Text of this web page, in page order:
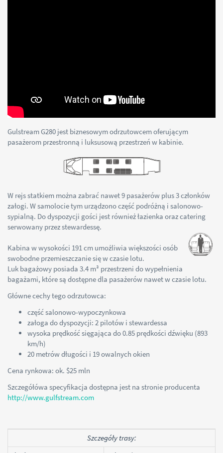
Gulstream G280 jest biznesowym odrzutowcem oferującym
pasażerom przestronną i luksusową przestrzeń w kabinie.
W rejs statkiem można zabrać nawet 9 pasażerów plus 3 członków
załogi. W samolocie tym urządzono część podróżną i salonowo-
sypialną. Do dyspozycji gości jest również łazienka oraz catering
serwowany przez stewardessę.
Kabina w wysokości 191 cm umożliwia większości osób
swobodne przemieszczanie się w czasie lotu.
Luk bagażowy posiada 3.4 m³ przestrzeni do wypełnienia
bagażami, które są dostępne dla pasażerów nawet w czasie lotu.
Główne cechy tego odrzutowca:
część salonowo-wypoczynkowa
załoga do dyspozycji: 2 pilotów i stewardessa
wysoka prędkość sięgająca do 0.85 prędkości dźwięku (893
km/h)
20 metrów długości i 19 owalnych okien
Cena rynkowa: ok. $25 mln
Szczegółówa specyfikacja dostępna jest na stronie producenta
http://www.gulfstream.com
Szczegóły trasy: